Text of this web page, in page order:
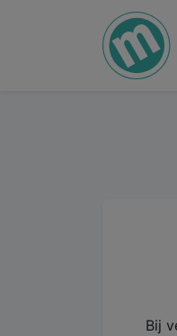
Bij